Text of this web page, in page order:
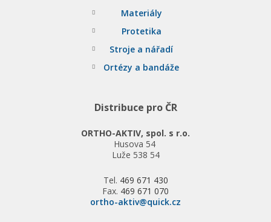
Materiály
Protetika
Stroje a nářadí
Ortézy a bandáže
Distribuce pro ČR
ORTHO-AKTIV, spol. s r.o.
Husova 54
Luže 538 54
Tel. 469 671 430
Fax. 469 671 070
ortho-aktiv@quick.cz